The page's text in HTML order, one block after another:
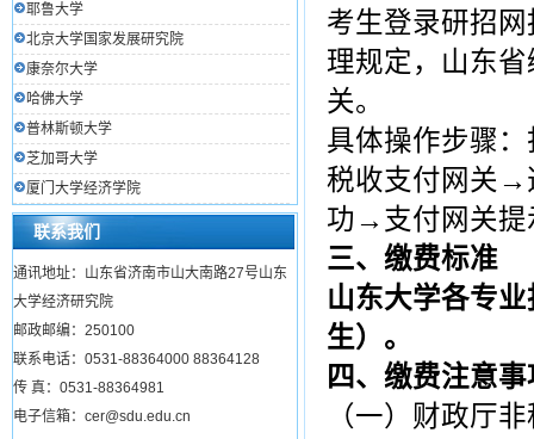
耶鲁大学
北京大学国家发展研究院
康奈尔大学
哈佛大学
普林斯顿大学
芝加哥大学
厦门大学经济学院
联系我们
通讯地址：山东省济南市山大南路27号山东
大学经济研究院
邮政邮编：250100
联系电话：0531-88364000 88364128
传 真：0531-88364981
电子信箱：cer@sdu.edu.cn
考生登录研招
理规定，山东
关。
具体操作步骤
税收支付网关→
功→支付网关提
三、缴费标准
山东大学各专
生）。
四、缴费注意事
（一）财政厅